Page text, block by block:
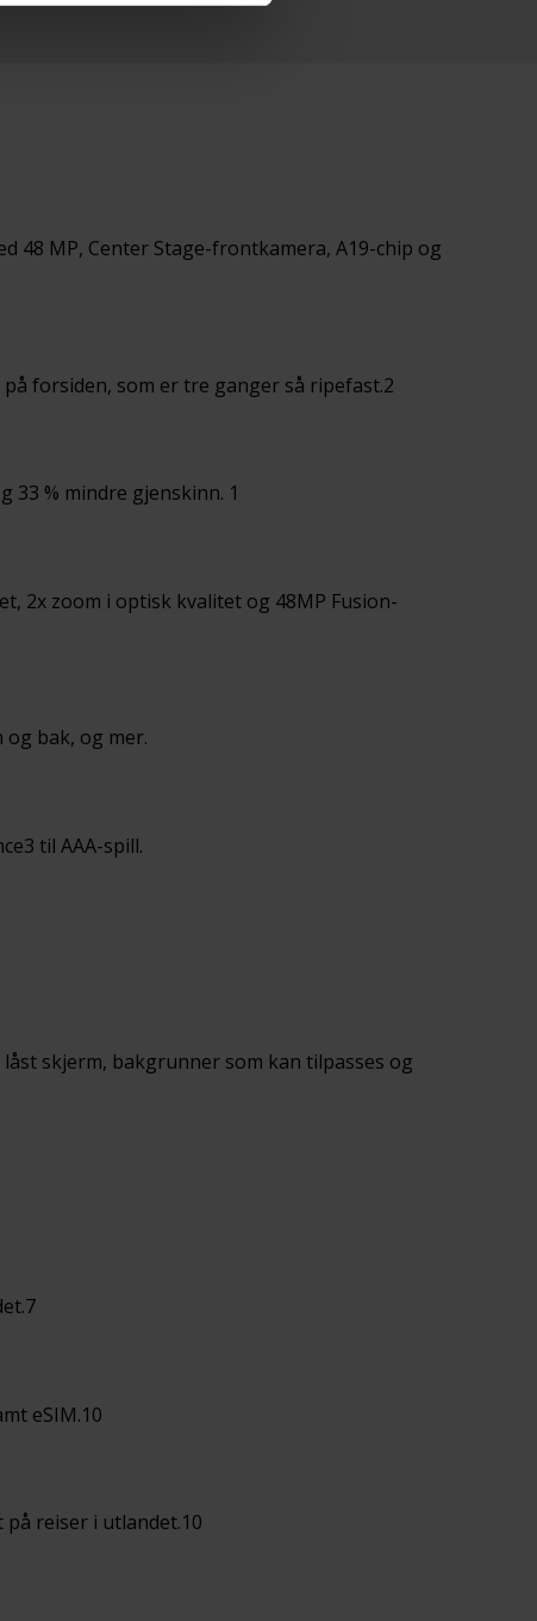
48 MP, Center Stage-frontkamera, A19-chip og
forsiden, som er tre ganger så ripefast.2
33 % mindre gjenskinn. 1
2x zoom i optisk kvalitet og 48MP Fusion-
bak, og mer.
til AAA-spill.
skjerm, bakgrunner som kan tilpasses og
eSIM.10
reiser i utlandet.10